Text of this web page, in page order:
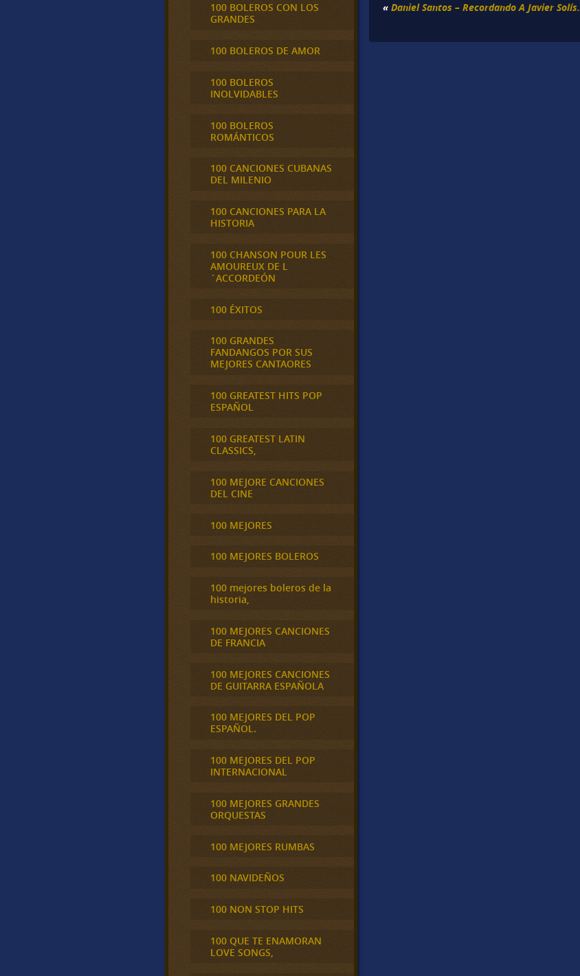
«Daniel Santos – Recordando A Javier Solís.
100 BOLEROS CON LOS
GRANDES
100 BOLEROS DE AMOR
100 BOLEROS
INOLVIDABLES
100 BOLEROS
ROMÁNTICOS
100 CANCIONES CUBANAS
DEL MILENIO
100 CANCIONES PARA LA
HISTORIA
100 CHANSON POUR LES
AMOUREUX DE L
´ACCORDEÓN
100 ÉXITOS
100 GRANDES
FANDANGOS POR SUS
MEJORES CANTAORES
100 GREATEST HITS POP
ESPAÑOL
100 GREATEST LATIN
CLASSICS,
100 MEJORE CANCIONES
DEL CINE
100 MEJORES
100 MEJORES BOLEROS
100 mejores boleros de la
historia,
100 MEJORES CANCIONES
DE FRANCIA
100 MEJORES CANCIONES
DE GUITARRA ESPAÑOLA
100 MEJORES DEL POP
ESPAÑOL.
100 MEJORES DEL POP
INTERNACIONAL
100 MEJORES GRANDES
ORQUESTAS
100 MEJORES RUMBAS
100 NAVIDEÑOS
100 NON STOP HITS
100 QUE TE ENAMORAN
LOVE SONGS,